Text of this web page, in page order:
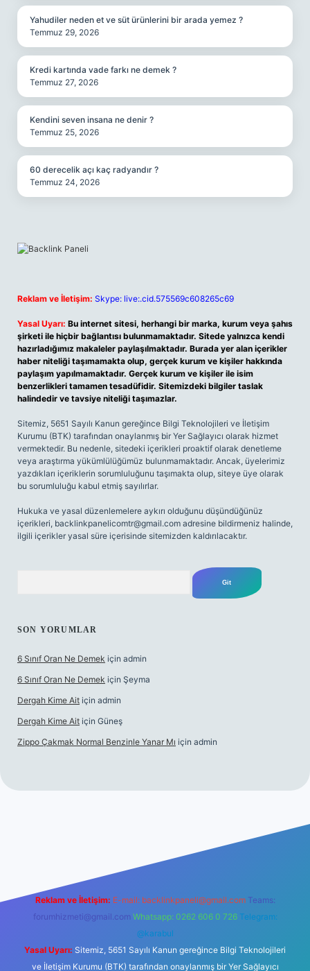
Yahudiler neden et ve süt ürünlerini bir arada yemez ?
Temmuz 29, 2026
Kredi kartında vade farkı ne demek ?
Temmuz 27, 2026
Kendini seven insana ne denir ?
Temmuz 25, 2026
60 derecelik açı kaç radyandır ?
Temmuz 24, 2026
Reklam ve İletişim: Skype: live:.cid.575569c608265c69
Yasal Uyarı: Bu internet sitesi, herhangi bir marka, kurum veya şahıs
şirketi ile hiçbir bağlantısı bulunmamaktadır. Sitede yalnızca kendi
hazırladığımız makaleler paylaşılmaktadır. Burada yer alan içerikler
haber niteliği taşımamakta olup, gerçek kurum ve kişiler hakkında
paylaşım yapılmamaktadır. Gerçek kurum ve kişiler ile isim
benzerlikleri tamamen tesadüfidir. Sitemizdeki bilgiler taslak
halindedir ve tavsiye niteliği taşımazlar.
Sitemiz, 5651 Sayılı Kanun gereğince Bilgi Teknolojileri ve İletişim
Kurumu (BTK) tarafından onaylanmış bir Yer Sağlayıcı olarak hizmet
vermektedir. Bu nedenle, sitedeki içerikleri proaktif olarak denetleme
veya araştırma yükümlülüğümüz bulunmamaktadır. Ancak, üyelerimiz
yazdıkları içeriklerin sorumluluğunu taşımakta olup, siteye üye olarak
bu sorumluluğu kabul etmiş sayılırlar.
Hukuka ve yasal düzenlemelere aykırı olduğunu düşündüğünüz
içerikleri, backlinkpanelicomtr@gmail.com adresine bildirmeniz halinde,
ilgili içerikler yasal süre içerisinde sitemizden kaldırılacaktır.
SON YORUMLAR
6 Sınıf Oran Ne Demek için admin
6 Sınıf Oran Ne Demek için Şeyma
Dergah Kime Ait için admin
Dergah Kime Ait için Güneş
Zippo Çakmak Normal Benzinle Yanar Mı için admin
Reklam ve İletişim: E-mail: backlinkpaneli@gmail.com Teams:
forumhizmeti@gmail.com Whatsapp: 0262 606 0 726 Telegram:
@karabul
Yasal Uyarı: Sitemiz, 5651 Sayılı Kanun gereğince Bilgi Teknolojileri
ve İletişim Kurumu (BTK) tarafından onaylanmış bir Yer Sağlayıcı